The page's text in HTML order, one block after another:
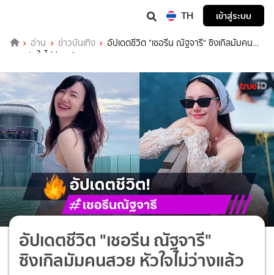
TH เข้าสู่ระบบ
อ่าน ข่าวบันเทิง
อัปเดตชีวิต "เชอรีน ณัฐจารี" ซิงเกิลมัมคน
สวย หัวใจไม่ว่างแล้ว
อัปเดตชีวิต "เชอรีน ณัฐจารี"
ซิงเกิลมัมคนสวย หัวใจไม่ว่างแล้ว